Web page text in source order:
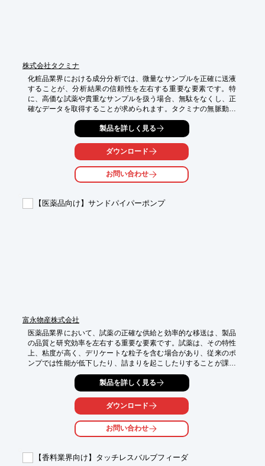
株式会社タクミナ
化粧品業界における成分分析では、微量なサンプルを正確に送液
することが、分析結果の信頼性を左右する重要な要素です。特
に、高価な試薬や貴重なサンプルを扱う場合、無駄をなくし、正
確なデータを取得することが求められます。タクミナの無脈動・
定量ポンプ『0.01ml/min単位で微小量送液Q』は、0.01mL/min単
位での微量送液を可能にし、長時間の安定送液を実現します。こ
れにより、成分分析の精度向上と効率化に貢献します。
【活用シーン】
・化粧品原料の分析
・品質管理における成分分析
【導入の効果】
製品を詳しく見る
ダウンロード
お問い合わせ
【医薬品向け】サンドパイパーポンプ
富永物産株式会社
医薬品業界において、試薬の正確な供給と効率的な移送は、製品
の品質と研究効率を左右する重要な要素です。試薬は、その特性
上、粘度が高く、デリケートな粒子を含む場合があり、従来のポ
ンプでは性能が低下したり、詰まりを起こしたりすることが課題
となります。サンドパイパーポンプは、エア駆動式のため、防爆
エリアでも安心して使用でき、試薬の移送におけるこれらの課題
を解決します。
【活用シーン】
・研究施設における液体の供給
・粘性液、比重の重い液体や固形物を含む流体も移送可能
製品を詳しく見る
ダウンロード
お問い合わせ
【香料業界向け】タッチレスバルブフィーダ